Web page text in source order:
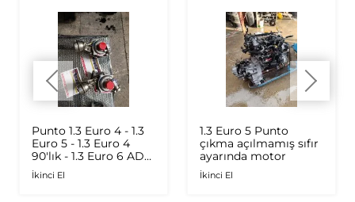
Punto 1.3 Euro 4 - 1.3
Euro 5 - 1.3 Euro 4
90'lık - 1.3 Euro 6 AD
Plus 1.6 Multijet - 1.9
JTD Orijinal Turbo
İkinci El
1.3 Euro 5 Punto
çıkma açılmamış sıfır
ayarında motor
İkinci El